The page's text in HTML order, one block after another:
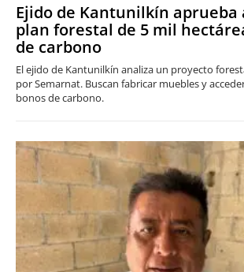
Ejido de Kantunilkín aprueba
plan forestal de 5 mil
de carbono
El ejido de Kantunilkín analiza un proyecto
por Semarnat. Buscan fabricar muebles y
bonos de carbono.